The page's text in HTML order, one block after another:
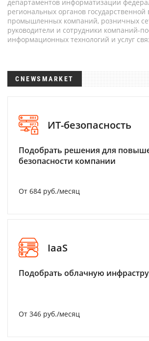
департаментов информатизации
региональных органов государственной
промышленных компаний, розничных
руководители и сотрудники компаний-
информационных технологий и услуг
CNEWSMARKET
ИТ-безопасность
Подобрать решения для
безопасности компании
От 684 руб./месяц
IaaS
Подобрать облачную
От 346 руб./месяц